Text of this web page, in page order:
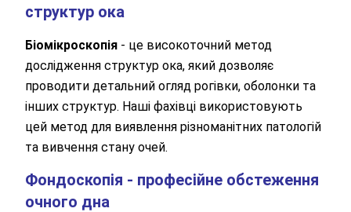
структур ока
Біомікроскопія - це високоточний метод
дослідження структур ока, який дозволяє
проводити детальний огляд рогівки, оболонки та
інших структур. Наші фахівці використовують
цей метод для виявлення різноманітних патологій
та вивчення стану очей.
Фондоскопія - професійне обстеження
очного дна